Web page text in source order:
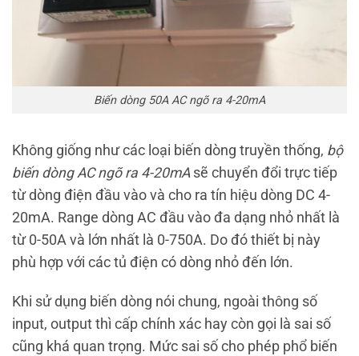
Biến dòng 50A AC ngõ ra 4-20mA
Không giống như các loại biến dòng truyền thống, bộ
biến dòng AC ngõ ra 4-20mAsẽ chuyển đổi trực tiếp
từ dòng điện đầu vào và cho ra tín hiệu dòng DC 4-
20mA. Range dòng AC đầu vào đa dạng nhỏ nhất là
từ 0-50A và lớn nhất là 0-750A. Do đó thiết bị này
phù hợp với các tủ điện có dòng nhỏ đến lớn.
Khi sử dụng biến dòng nói chung, ngoài thông số
input, output thì cấp chính xác hay còn gọi là sai số
cũng khá quan trọng. Mức sai số cho phép phổ biến